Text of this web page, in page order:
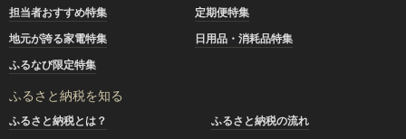
担当者おすすめ特集
定期便特集
地元が誇る家電特集
日用品・消耗品特集
ふるなび限定特集
ふるさと納税を知る
ふるさと納税とは？
ふるさと納税の流れ